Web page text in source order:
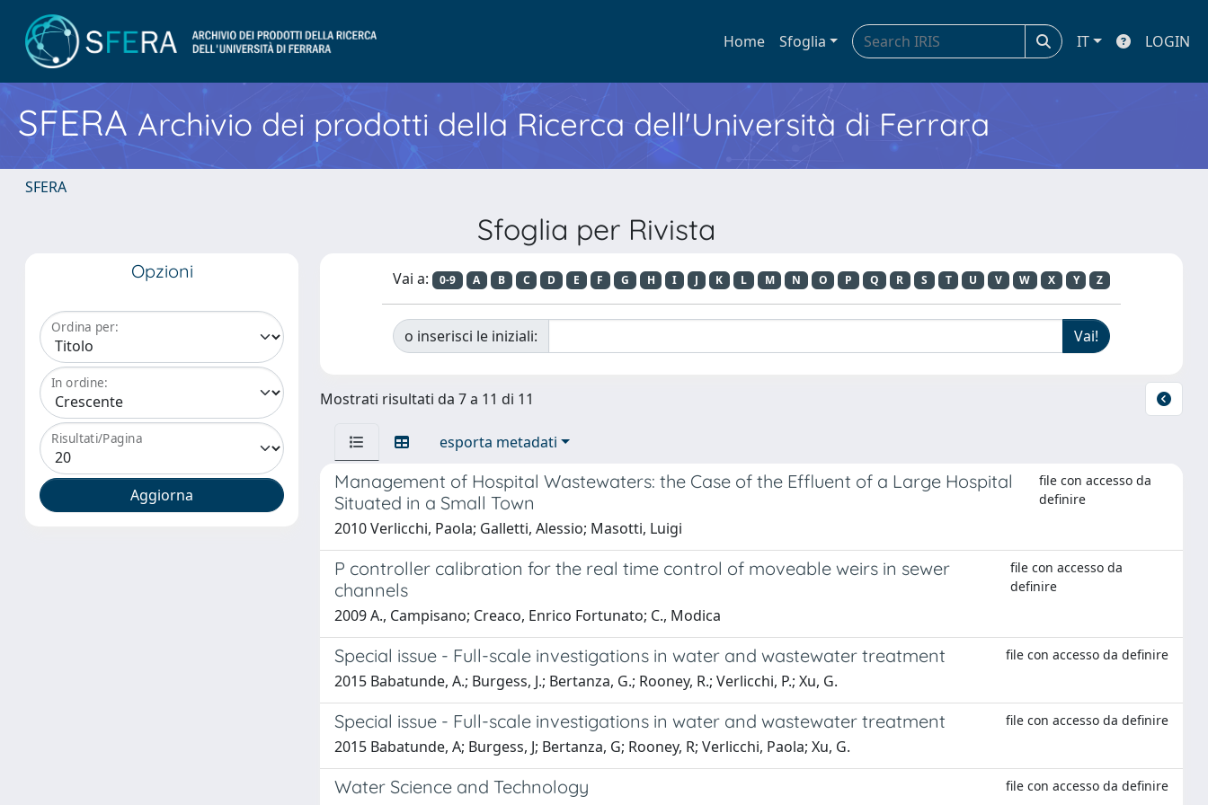
Home Sfoglia IT LOGIN
SFERA Archivio dei prodotti della Ricerca dell'Università di Ferrara
SFERA
Sfoglia per Rivista
Opzioni
Ordina per:
In ordine:
Risultati/Pagina
Vai a: 0-9 A B C D E F G H I J K L M N O P Q R S T U V W X Y Z
o inserisci le iniziali:
Mostrati risultati da 7 a 11 di 11
esporta metadati
Management of Hospital Wastewaters: the Case of the Effluent of a Large Hospital
Situated in a Small Town
file con accesso da
definire
2010 Verlicchi, Paola; Galletti, Alessio; Masotti, Luigi
P controller calibration for the real time control of moveable weirs in sewer
channels
file con accesso da
definire
2009 A., Campisano; Creaco, Enrico Fortunato; C., Modica
Special issue - Full-scale investigations in water and wastewater treatment file con accesso da definire
2015 Babatunde, A.; Burgess, J.; Bertanza, G.; Rooney, R.; Verlicchi, P.; Xu, G.
Special issue - Full-scale investigations in water and wastewater treatment file con accesso da definire
2015 Babatunde, A; Burgess, J; Bertanza, G; Rooney, R; Verlicchi, Paola; Xu, G.
Water Science and Technology file con accesso da definire